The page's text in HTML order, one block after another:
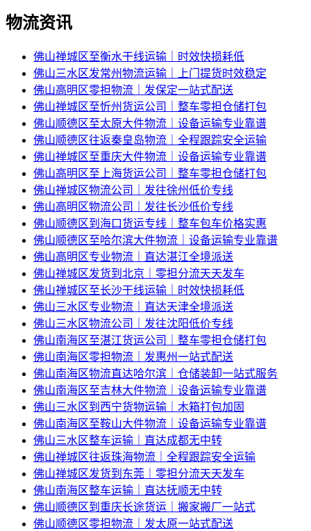
物流资讯
佛山禅城区至衡水干线运输｜时效快损耗低
佛山三水区发常州物流运输｜上门提货时效稳定
佛山高明区零担物流｜发保定一站式配送
佛山禅城区至忻州货运公司｜整车零担仓储打包
佛山顺德区至太原大件物流｜设备运输专业靠谱
佛山顺德区往返秦皇岛物流｜全程跟踪安全运输
佛山禅城区至重庆大件物流｜设备运输专业靠谱
佛山高明区至上海货运公司｜整车零担仓储打包
佛山禅城区物流公司｜发往徐州低价专线
佛山高明区物流公司｜发往长沙低价专线
佛山顺德区到海口货运专线｜整车包车价格实惠
佛山顺德区至哈尔滨大件物流｜设备运输专业靠谱
佛山高明区专业物流｜直达湛江全境派送
佛山禅城区发货到北京｜零担分流天天发车
佛山禅城区至长沙干线运输｜时效快损耗低
佛山三水区专业物流｜直达天津全境派送
佛山三水区物流公司｜发往沈阳低价专线
佛山南海区至湛江货运公司｜整车零担仓储打包
佛山南海区零担物流｜发惠州一站式配送
佛山南海区物流直达哈尔滨｜仓储装卸一站式服务
佛山南海区至吉林大件物流｜设备运输专业靠谱
佛山三水区到西宁货物运输｜木箱打包加固
佛山南海区至鞍山大件物流｜设备运输专业靠谱
佛山三水区整车运输｜直达成都无中转
佛山禅城区往返珠海物流｜全程跟踪安全运输
佛山禅城区发货到东莞｜零担分流天天发车
佛山南海区整车运输｜直达抚顺无中转
佛山顺德区到重庆长途货运｜搬家搬厂一站式
佛山顺德区零担物流｜发太原一站式配送